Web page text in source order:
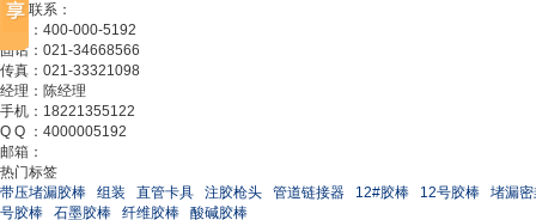
在线联系：
电话：400-000-5192
固话：021-34668566
传真：021-33321098
经理：陈经理
手机：18221355122
Q Q ：4000005192
邮箱：
热门标签
带压堵漏胶棒
组装 直管卡具 注胶枪头 管道链接器 12#胶棒 12号胶棒
堵漏
号胶棒
石墨胶棒 纤维胶棒 酸碱胶棒